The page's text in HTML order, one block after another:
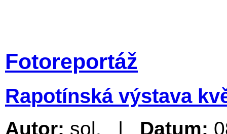
Fotoreportáž
Rapotínská výstava
Autor: sol. | Datum: